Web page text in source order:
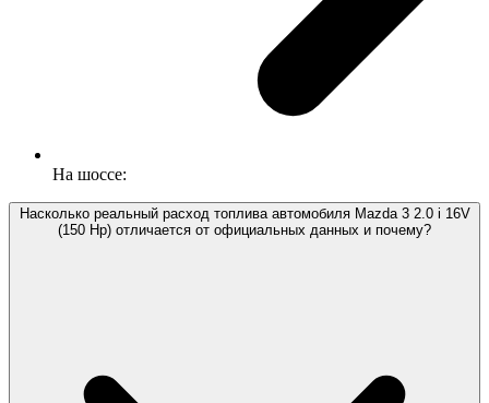
На шоссе:
Насколько реальный расход топлива автомобиля Mazda 3 2.0 i 16V
(150 Hp) отличается от официальных данных и почему?